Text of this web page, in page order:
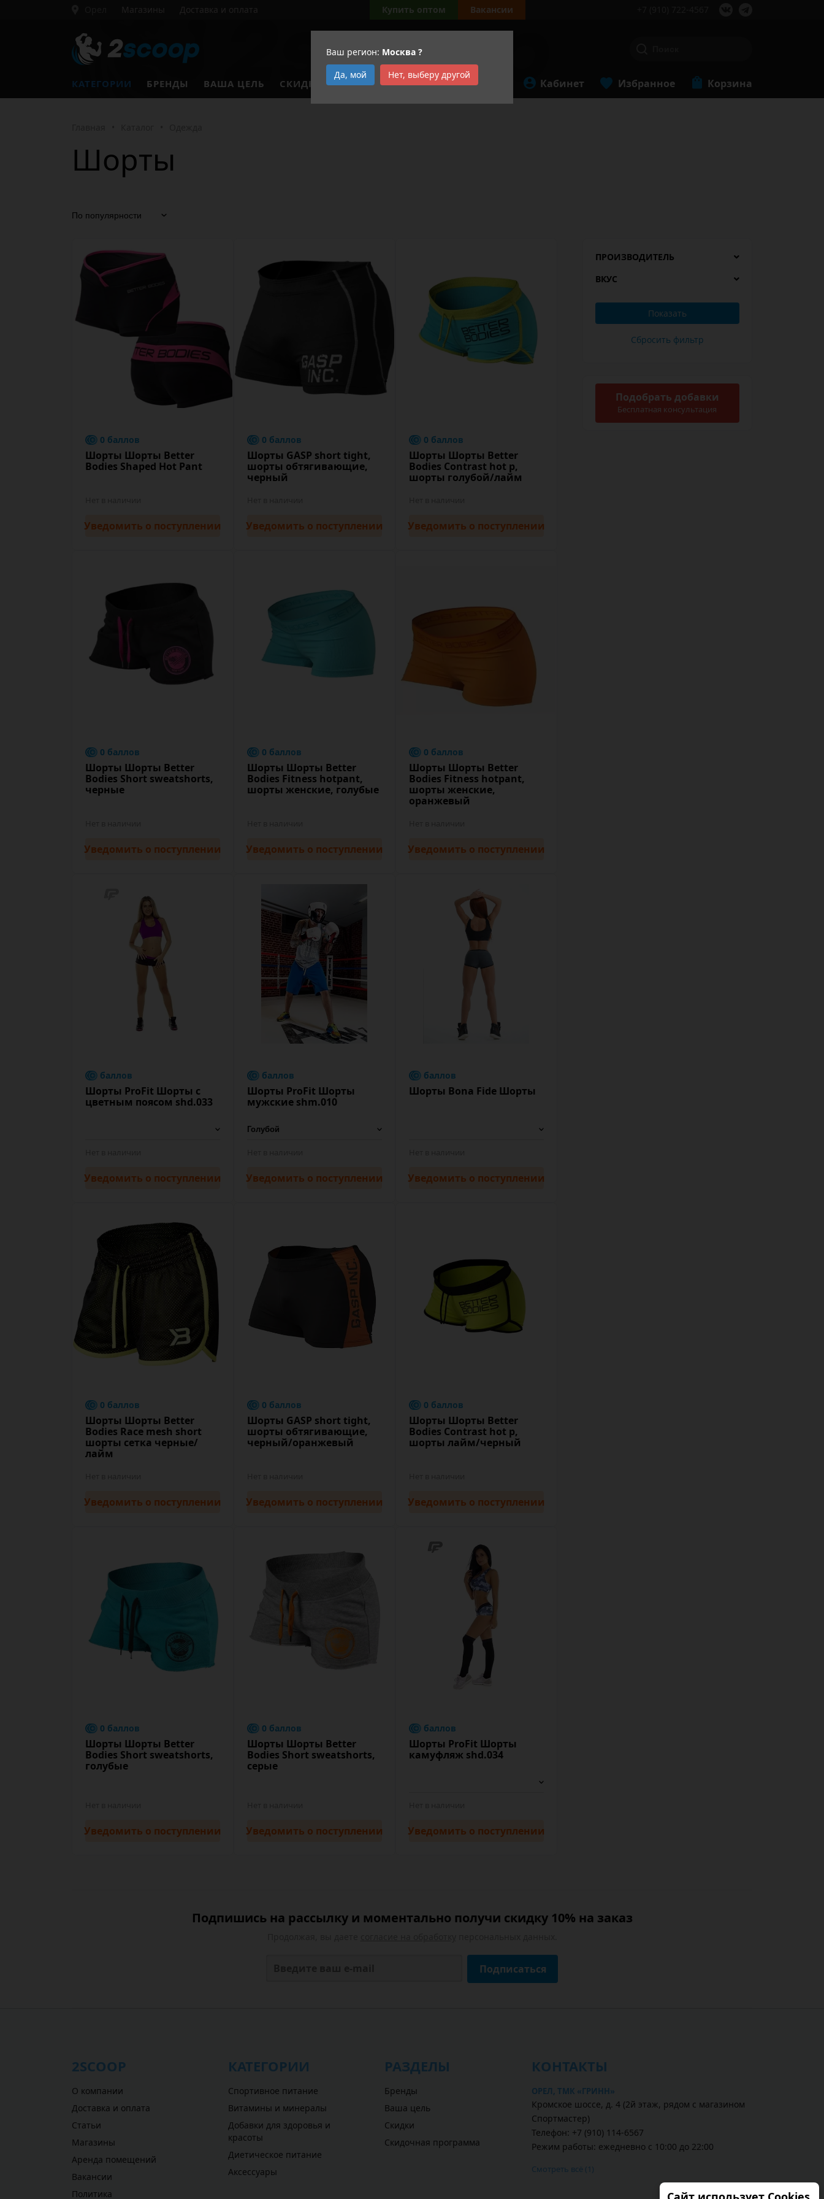
Ваш регион: Москва ?
Да, мой
Нет, выберу другой
Магазины Доставка и оплата Купить оптом Вакансии
КАТЕГОРИИ БРЕНДЫ ВАША ЦЕЛЬ СКИДКИ АКЦИИ Кабинет Избранное Корзина
Шорты
ПРОИЗВОДИТЕЛЬ
ВКУС
Подобрать добавки
Бесплатная консультация
0 баллов
Шорты Шорты Better
Bodies Shaped Hot Pant
Уведомить о поступлении
0 баллов
Шорты GASP short tight,
шорты обтягивающие,
черный
Уведомить о поступлении
0 баллов
Шорты Шорты Better
Bodies Contrast hot p,
шорты голубой/лайм
Уведомить о поступлении
0 баллов
Шорты Шорты Better
Bodies Short sweatshorts,
черные
Уведомить о поступлении
0 баллов
Шорты Шорты Better
Bodies Fitness hotpant,
шорты женские, голубые
Уведомить о поступлении
0 баллов
Шорты Шорты Better
Bodies Fitness hotpant,
шорты женские,
оранжевый
Уведомить о поступлении
баллов
Шорты ProFit Шорты с
цветным поясом shd.033
Уведомить о поступлении
баллов
Шорты ProFit Шорты
мужские shm.010
Уведомить о поступлении
баллов
Шорты Bona Fide Шорты
Уведомить о поступлении
0 баллов
Шорты Шорты Better
Bodies Race mesh short
шорты сетка черные/
лайм
Уведомить о поступлении
0 баллов
Шорты GASP short tight,
шорты обтягивающие,
черный/оранжевый
Уведомить о поступлении
0 баллов
Шорты Шорты Better
Bodies Contrast hot p,
шорты лайм/черный
Уведомить о поступлении
0 баллов
Шорты Шорты Better
Bodies Short sweatshorts,
голубые
Уведомить о поступлении
0 баллов
Шорты Шорты Better
Bodies Short sweatshorts,
серые
Уведомить о поступлении
баллов
Шорты ProFit Шорты
камуфляж shd.034
Уведомить о поступлении
Подпишись на рассылку и моментально получи скидку 10% на заказ
Подписаться
2SCOOP
О компании
Доставка и оплата
Статьи
Магазины
Аренда помещений
Вакансии
Политика
КАТЕГОРИИ
Спортивное питание
Витамины и минералы
Добавки для здоровья и
красоты
Диетическое питание
Аксессуары
РАЗДЕЛЫ
Бренды
Ваша цель
Скидки
Скидочная программа
КОНТАКТЫ
ОРЕЛ, ТМК «ГРИНН»
Кромское шоссе, д. 4 (2й этаж, рядом с магазином
Спортмастер)
Телефон: +7 (910) 114-6567
Режим работы: ежедневно с 10:00 до 22:00
Смотреть всё (1)